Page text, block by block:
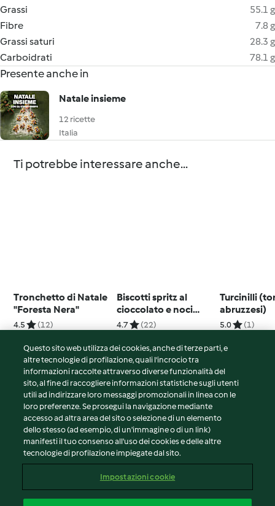
Grassi
55.1 g
Fibre
7.8 g
Grassi saturi
28.3 g
Carboidrati
78.1 g
Presente anche in
Natale insieme
12 ricette
Italia
Ti potrebbe interessare anche...
Tronchetto di Natale
"Foresta Nera"
4.5 (12)
Biscotti spritz al
cioccolato e noci
pecan
4.7 (22)
Turcinilli
abruzzesi)
5.0 (1)
© Copyright 2026
Termini del servizio
Informativa sulla privacy
Avvertenze generali
Note legali
Contenuto del rapporto
Questo sito web utilizza dei cookies, anche di terze parti, e
altre tecnologie di profilazione, quali l’incrocio tra
informazioni raccolte attraverso diverse funzionalità del
sito, al fine di raccogliere informazioni statistiche sugli utenti
utili ad indirizzare loro messaggi promozionali in linea con le
loro preferenze. Se prosegui la navigazione mediante
accesso ad altra area del sito o selezione di un elemento
dello stesso (ad esempio, di un'immagine o di un link)
manifesti il tuo consenso all'uso dei cookies e delle altre
tecnologie di profilazione impiegate dal sito.
Impostazioni cookie